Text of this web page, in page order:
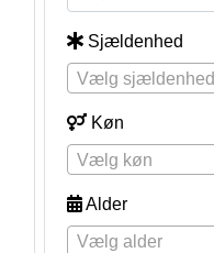
Sjældenhed
Vælg sjældenhed
Køn
Vælg køn
Alder
Vælg alder